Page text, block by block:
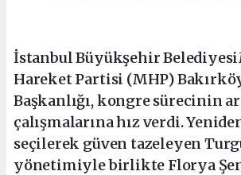
İstanbul Büyükşehir
Hareket Partisi (MHP)
Başkanlığı, kongre sürecinin
çalışmalarına hız verdi.
seçilerek güven tazeleyen
yönetimiyle birlikte Florya